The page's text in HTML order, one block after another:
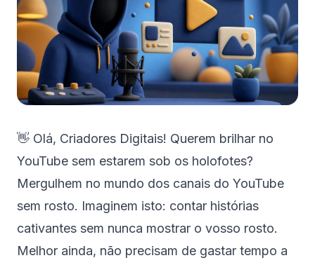
👋 Olá, Criadores Digitais! Querem brilhar no
YouTube sem estarem sob os holofotes?
Mergulhem no mundo dos canais do YouTube
sem rosto. Imaginem isto: contar histórias
cativantes sem nunca mostrar o vosso rosto.
Melhor ainda, não precisam de gastar tempo a